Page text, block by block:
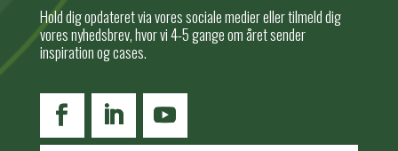
Hold dig opdateret via vores sociale medier eller tilmeld dig
vores nyhedsbrev, hvor vi 4-5 gange om året sender
inspiration og cases.